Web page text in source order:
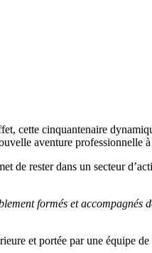
cette cinquantenaire
aventure professionnelle
rester dans un secteur
formés et accompagnés
et portée par une équipe